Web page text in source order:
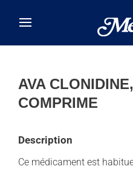
AVA
COMPRIME
Description
Ce médicament est